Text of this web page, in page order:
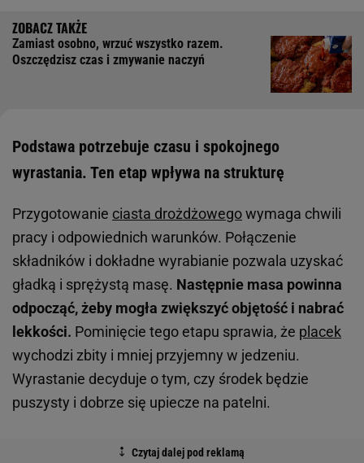
Zamiast osobno, wrzuć wszystko razem.
Oszczędzisz czas i zmywanie naczyń
Podstawa potrzebuje czasu i spokojnego
wyrastania. Ten etap wpływa na strukturę
Przygotowanie ciasta drożdżowegowymaga chwili
pracy i odpowiednich warunków. Połączenie
składników i dokładne wyrabianie pozwala uzyskać
gładką i sprężystą masę. Następnie masa powinna
odpocząć, żeby mogła zwiększyć objętość i nabrać
lekkości. Pominięcie tego etapu sprawia, że placek
wychodzi zbity i mniej przyjemny w jedzeniu.
Wyrastanie decyduje o tym, czy środek będzie
puszysty i dobrze się upiecze na patelni.